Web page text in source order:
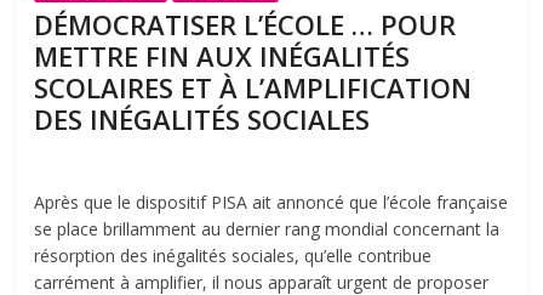
DÉMOCRATISER L’ÉCOLE … POUR
METTRE FIN AUX INÉGALITÉS
SCOLAIRES ET À L’AMPLIFICATION
DES INÉGALITÉS SOCIALES
Après que le dispositif PISA ait annoncé que l’école française
se place brillamment au dernier rang mondial concernant la
résorption des inégalités sociales, qu’elle contribue
carrément à amplifier, il nous apparaît urgent de proposer